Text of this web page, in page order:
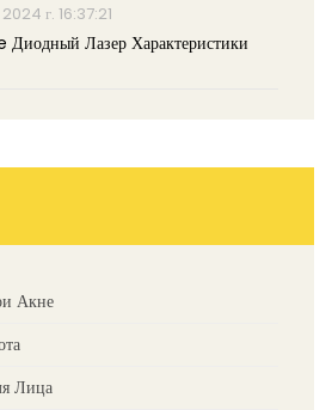
г. 16:37:21
Лазер Характеристики
Акне
Лица